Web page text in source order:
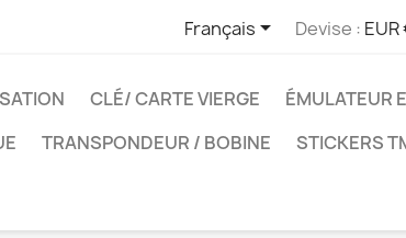
Français Devise : EUR
CLÉ/ CARTE VIERGE ÉMULATEUR
TRANSPONDEUR / BOBINE STICKERS